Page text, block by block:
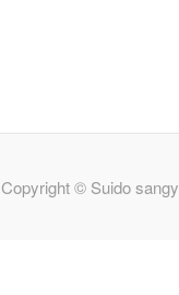
Copyright © Suido